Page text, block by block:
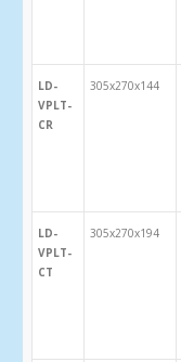
LD-
VPLT-
CR
305x270x144
LD-
VPLT-
CT
305x270x194